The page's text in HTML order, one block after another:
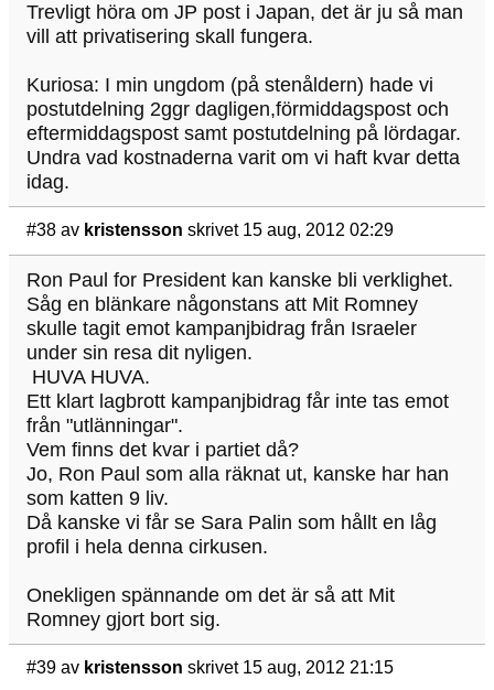
Trevligt höra om JP post i Japan, det är ju så man
vill att privatisering skall fungera.
Kuriosa: I min ungdom (på stenåldern) hade vi
postutdelning 2ggr dagligen,förmiddagspost och
eftermiddagspost samt postutdelning på lördagar.
Undra vad kostnaderna varit om vi haft kvar detta
idag.
#38 av kristensson skrivet 15 aug, 2012 02:29
Ron Paul for President kan kanske bli verklighet.
Såg en blänkare någonstans att Mit Romney
skulle tagit emot kampanjbidrag från Israeler
under sin resa dit nyligen.
HUVA HUVA.
Ett klart lagbrott kampanjbidrag får inte tas emot
från "utlänningar".
Vem finns det kvar i partiet då?
Jo, Ron Paul som alla räknat ut, kanske har han
som katten 9 liv.
Då kanske vi får se Sara Palin som hållt en låg
profil i hela denna cirkusen.
Onekligen spännande om det är så att Mit
Romney gjort bort sig.
#39 av kristensson skrivet 15 aug, 2012 21:15